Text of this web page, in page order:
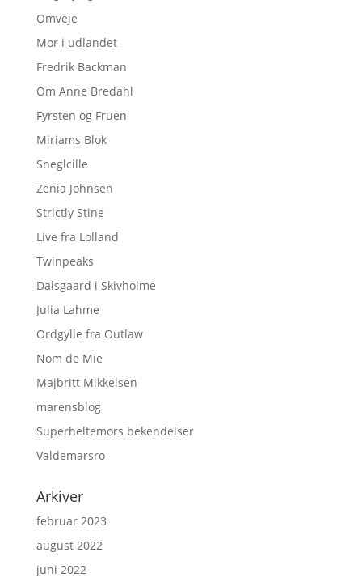
Omveje
Mor i udlandet
Fredrik Backman
Om Anne Bredahl
Fyrsten og Fruen
Miriams Blok
Sneglcille
Zenia Johnsen
Strictly Stine
Live fra Lolland
Twinpeaks
Dalsgaard i Skivholme
Julia Lahme
Ordgylle fra Outlaw
Nom de Mie
Majbritt Mikkelsen
marensblog
Superheltemors bekendelser
Valdemarsro
Arkiver
februar 2023
august 2022
juni 2022